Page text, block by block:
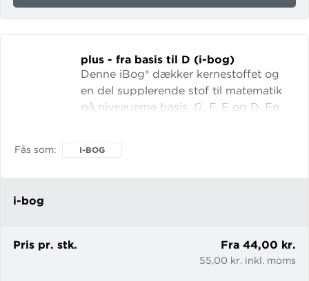
SPROGLIG
MATEMATIK
(I-
BOG)
plus - fra basis til D (i-bog)
Denne iBog® dækker kernestoffet og
en del supplerende stof til matematik
på niveauerne basis, G, F, E og D. En
og interaktivitet. Hvor det er relevant,
Fås som I-BOG
i-bog
Pris pr. stk. Fra 44,00 kr.
55,00 kr. inkl. moms